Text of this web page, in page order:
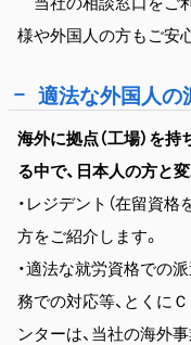
様や外国人の方もご安
適法な外国人
海外に拠点（工場）を
る中で、日本人の方と
・レジデント（在留資
方をご紹介します。
・適法な就労資格での
務での対応等、とくに
ンターは、当社の海外